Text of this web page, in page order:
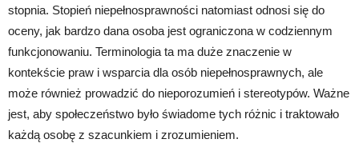
stopnia. Stopień niepełnosprawności natomiast odnosi się do
oceny, jak bardzo dana osoba jest ograniczona w codziennym
funkcjonowaniu. Terminologia ta ma duże znaczenie w
kontekście praw i wsparcia dla osób niepełnosprawnych, ale
może również prowadzić do nieporozumień i stereotypów. Ważne
jest, aby społeczeństwo było świadome tych różnic i traktowało
każdą osobę z szacunkiem i zrozumieniem.